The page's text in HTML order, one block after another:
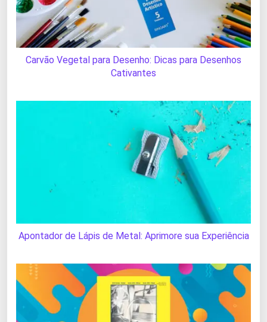
Carvão Vegetal para Desenho: Dicas para Desenhos
Cativantes
Apontador de Lápis de Metal: Aprimore sua Experiência